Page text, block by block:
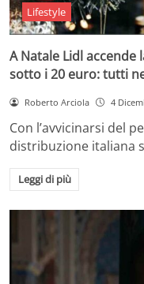
Lifestyle
A Natale Lidl accende
sotto i 20 euro: tutti
Roberto Arciola 4
Con l’avvicinarsi del
distribuzione italiana
Leggi di più